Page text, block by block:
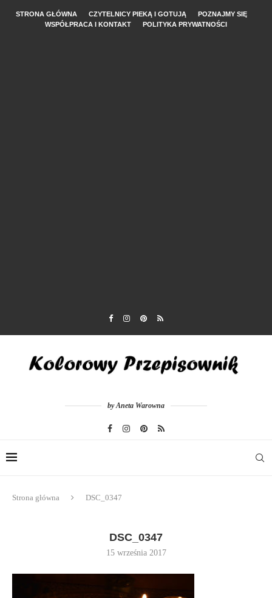
STRONA GŁÓWNA CZYTELNICY PIEKĄ I GOTUJĄ
POZNAJMY SIĘ
WSPÓŁPRACA I KONTAKT
POLITYKA PRYWATNOŚCI
by Aneta Warowna
Strona główna DSC_0347
DSC_0347
15 września 2017